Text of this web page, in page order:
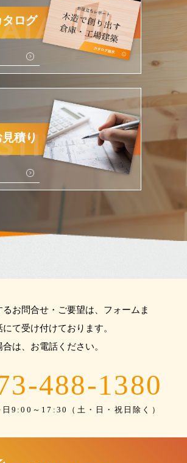
ログ
積り
るお問合せ・ご要望は、フォームま
て受け付けております。
は、お電話ください。
488-1380
9:00～17:30（土・日・祝日除く）